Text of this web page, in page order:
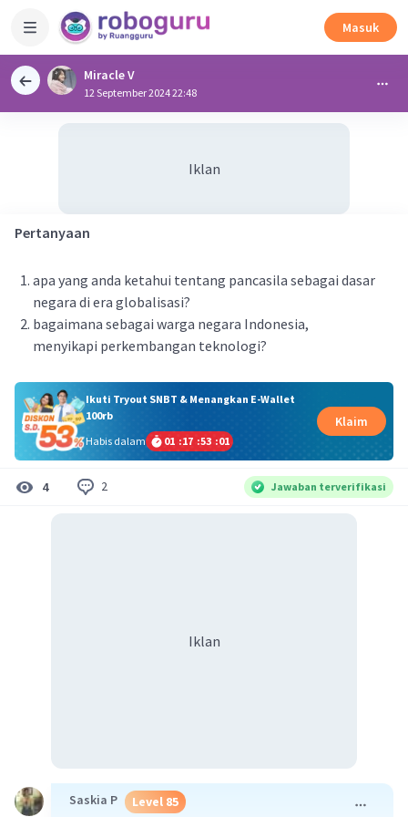
Masuk
Miracle V
12 September 2024 22:48
Iklan
Pertanyaan
apa yang anda ketahui tentang pancasila sebagai dasar
negara di era globalisasi?
bagaimana sebagai warga negara Indonesia,
menyikapi perkembangan teknologi?
Ikuti Tryout SNBT & Menangkan E-Wallet
100rb
Habis dalam
01 :17 :53 :00
Klaim
4 2 Jawaban terverifikasi
Iklan
Saskia P Level 85